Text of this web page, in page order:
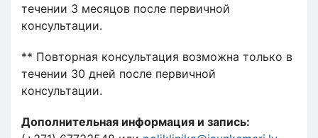
течении 3 месяцов после первичной
консультации.
** Повторная консультация возможна только в
течении 30 дней после первичной
консультации.
Дополнительная информация и запись: